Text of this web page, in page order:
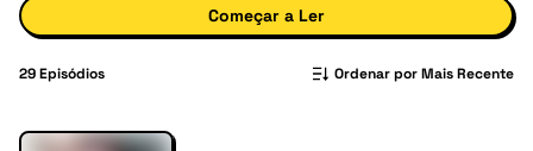
Começar a Ler
29Episódios Ordenar por Mais Recente